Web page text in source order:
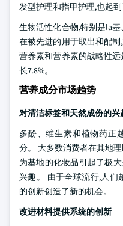
发型护理和指甲护理,也起到
生物活性化合物,特别是la
在被先进的用于取出和配
营养素和营养素的战略性
长7.8%。
营养成分市场趋势
对清洁标签和天然成份的兴
多酚、维生素和植物药正
分。 大多数消费者在其地
为基地的化妆品引起了极
兴趣。 由于全球流行,人们
的创新创造了新的机会。
改进材料提供系统的创新